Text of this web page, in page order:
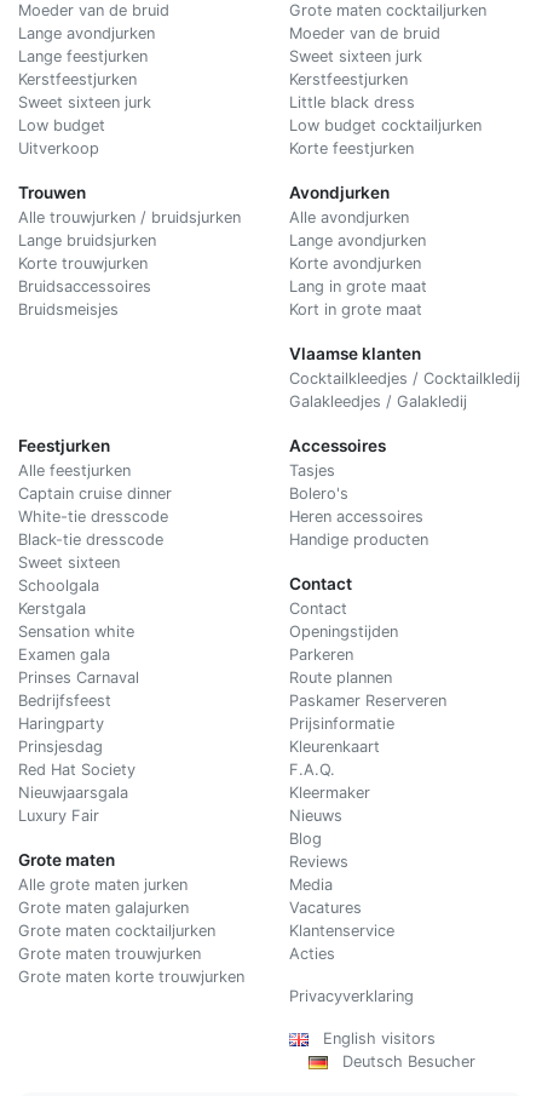
Moeder van de bruid
Lange avondjurken
Lange feestjurken
Kerstfeestjurken
Sweet sixteen jurk
Low budget
Uitverkoop
Trouwen
Alle trouwjurken / bruidsjurken
Lange bruidsjurken
Korte trouwjurken
Bruidsaccessoires
Bruidsmeisjes
Grote maten cocktailjurken
Moeder van de bruid
Sweet sixteen jurk
Kerstfeestjurken
Little black dress
Low budget cocktailjurken
Korte feestjurken
Avondjurken
Alle avondjurken
Lange avondjurken
Korte avondjurken
Lang in grote maat
Kort in grote maat
Vlaamse klanten
Cocktailkleedjes / Cocktailkledij
Galakleedjes / Galakledij
Feestjurken
Alle feestjurken
Captain cruise dinner
White-tie dresscode
Black-tie dresscode
Sweet sixteen
Schoolgala
Kerstgala
Sensation white
Examen gala
Prinses Carnaval
Bedrijfsfeest
Haringparty
Prinsjesdag
Red Hat Society
Nieuwjaarsgala
Luxury Fair
Grote maten
Alle grote maten jurken
Grote maten galajurken
Grote maten cocktailjurken
Grote maten trouwjurken
Grote maten korte trouwjurken
Accessoires
Tasjes
Bolero's
Heren accessoires
Handige producten
Contact
Contact
Openingstijden
Parkeren
Route plannen
Paskamer Reserveren
Prijsinformatie
Kleurenkaart
F.A.Q.
Kleermaker
Nieuws
Blog
Reviews
Media
Vacatures
Klantenservice
Acties
Privacyverklaring
English visitors
Deutsch Besucher